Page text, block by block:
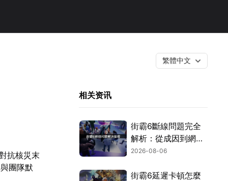
繁體中文
抗核災末
團隊默
相关资讯
街霸6斷線問題完全
解析：從成因到網路
優化的實用攻略！
2026-08-06
街霸6延遲卡頓怎麼